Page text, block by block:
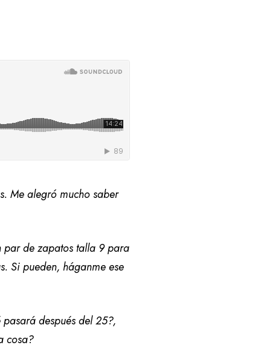
Me alegró mucho saber
par de zapatos talla 9 para
Si pueden, háganme ese
después del 25?,
cosa?